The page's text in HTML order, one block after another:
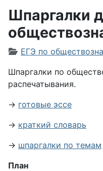
Шпаргалки
Информация о
ЕГЭ по
Шпаргалки по
распечатывания.
→ готовые эссе
→ краткий словарь
→ шпаргалки по темам
План